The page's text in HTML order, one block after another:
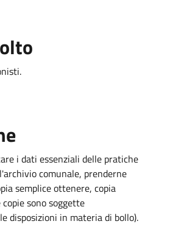
i dati essenziali delle pratiche
comunale, prenderne
semplice ottenere, copia
sono soggette
disposizioni in materia di bollo).